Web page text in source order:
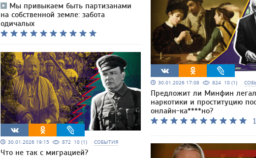
Мы привыкаем быть партизанами
на собственной земле: забота
одичалых
30.01.2026 19:15 872 10 (1) СОБЫТИЯ
Что не так с миграцией?
30.01.2026 17:08 824 10 (1)
Предложит ли Минфин
наркотики и проституцию
онлайн-ка****но?